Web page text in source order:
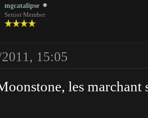
mgcatalipse
Senior Member
15:05
les marchant